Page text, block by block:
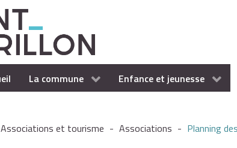
La commune Enfance et jeunesse
Associations et tourisme - Associations - Planning